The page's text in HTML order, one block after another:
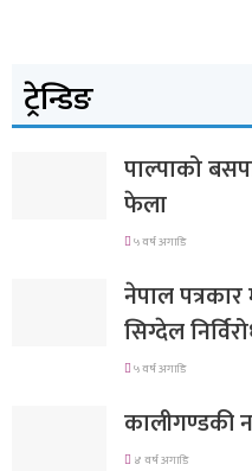
ट्रेन्डिङ
पाल्पाको
फेला
५ वर्ष अगाडि
नेपाल
सिग्देल
५ वर्ष अगाडि
कालीगण्डकी
४ वर्ष अगाडि